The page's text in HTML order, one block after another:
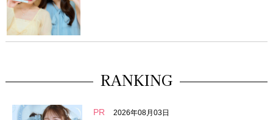
RANKING
PR 2026年08月03日